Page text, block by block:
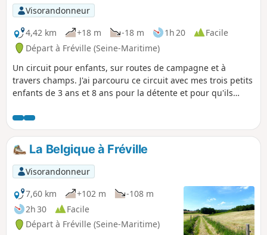
Visorandonneur
4,42 km
+18 m -18 m 1h 20
Facile
Départ à Fréville (Seine-Maritime)
Un circuit pour enfants, sur routes de campagne et à
travers champs. J'ai parcouru ce circuit avec mes trois petits
enfants de 3 ans et 8 ans pour la détente et pour qu'ils
La Belgique à Fréville
Visorandonneur
7,60 km
+102 m
-108 m
2h 30
Facile
Départ à Fréville (Seine-Maritime)